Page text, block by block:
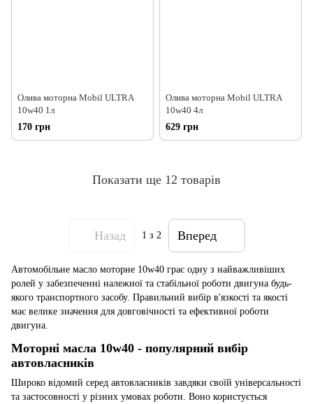
Олива моторна Mobil ULTRA
10w40 1л
170 грн
Олива моторна Mobil ULTRA
10w40 4л
629 грн
Показати ще 12 товарів
Назад 1 з 2 Вперед
Автомобільне масло моторне 10w40 грає одну з найважливіших
ролей у забезпеченні належної та стабільної роботи двигуна будь-
якого транспортного засобу. Правильний вибір в'язкості та якості
має велике значення для довговічності та ефективної роботи
двигуна.
Моторні масла 10w40 - популярний вибір
автовласників
Широко відомий серед автовласників завдяки своїй універсальності
та застосовності у різних умовах роботи. Воно користується